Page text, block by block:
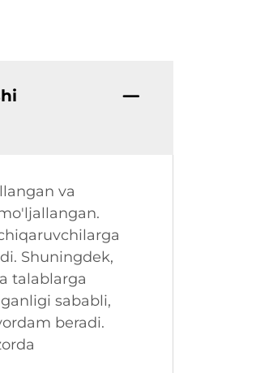
va
Shuningdek,
talablarga
sababli,
beradi.